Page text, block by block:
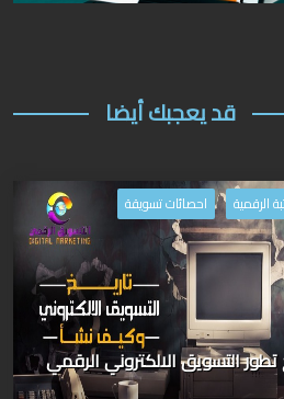
قد يعجبك أيضا
الرقمية احصائات تسويقة
تطور التسويق الالكتروني الرقمي